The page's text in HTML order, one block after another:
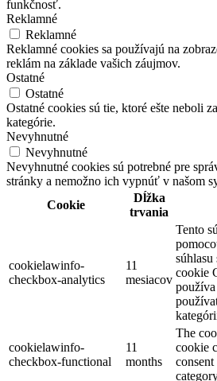
funkčnosť.
Reklamné
Reklamné
Reklamné cookies sa používajú na
reklám na základe vašich záujmov.
Ostatné
Ostatné
Ostatné cookies sú tie, ktoré ešte neboli
kategórie.
Nevyhnutné
Nevyhnutné
Nevyhnutné cookies sú potrebné pre
stránky a nemožno ich vypnúť v našom
Cookie
Dĺžka
trvania
cookielawinfo-
checkbox-analytics
11
mesiacov
Tento
cookie
používa
cookielawinfo-
checkbox-functional
11
months
The
cookie